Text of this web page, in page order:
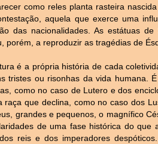
como reles planta rasteira
aquela que exerce uma
das nacionalidades. As estátuas
porém, a reproduzir as tragédias de
é a própria história de cada
tristes ou risonhas da vida humana.
como no caso de Lutero e dos
raça que declina, como no caso dos
grandes e pequenos, o magnífico
de uma fase histórica do que
reis e dos imperadores